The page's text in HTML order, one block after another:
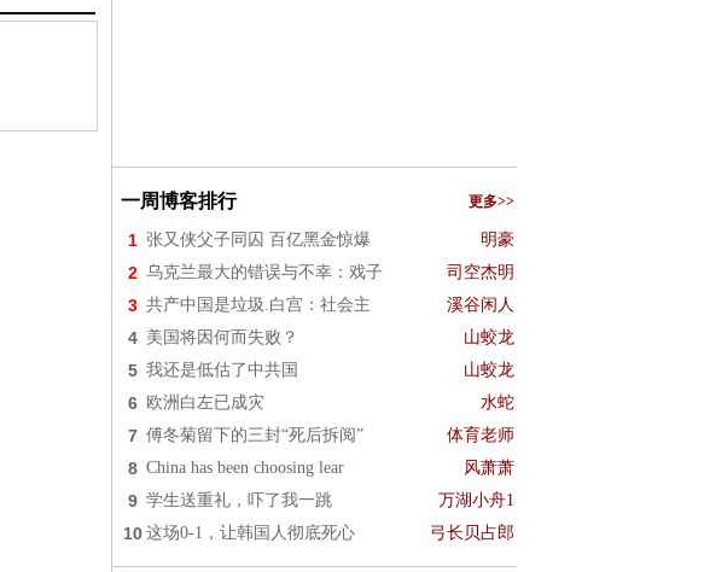
一周博客排行 更多>>
1 张又侠父子同囚 百亿黑金惊爆 明豪
2 乌克兰最大的错误与不幸：戏子 司空杰明
3 共产中国是垃圾.白宫：社会主 溪谷闲人
4 美国将因何而失败？ 山蛟龙
5 我还是低估了中共国 山蛟龙
6 欧洲白左已成灾 水蛇
7 傅冬菊留下的三封“死后拆阅” 体育老师
8 China has been choosing lear 风萧萧
9 学生送重礼，吓了我一跳 万湖小舟1
10 这场0-1，让韩国人彻底死心 弓长贝占郎